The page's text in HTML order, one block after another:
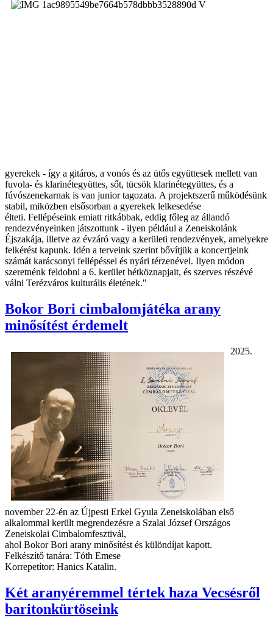
gyerekek - így a gitáros, a vonós és az ütős együttesek mellett van
fuvola- és klarinétegyüttes, sőt, tücsök klarinétegyüttes, és a
fúvószenekarnak is van junior tagozata. A projektszerű működésünk
stabil, miközben elsősorban a gyerekek lelkesedése
élteti. Fellépéseink emiatt ritkábbak, eddig főleg az állandó
rendezvényeinken játszottunk - ilyen például a Zeneiskolánk
Éjszakája, illetve az évzáró vagy a kerületi rendezvények, amelyekre
felkérést kapunk. Idén a terveink szerint bővítjük a koncertjeink
számát karácsonyi fellépéssel és nyári térzenével. Ilyen módon
szeretnénk feldobni a 6. kerület hétköznapjait, és szerves részévé
válni Terézváros kulturális életének."
Bokor Bori cimbalomjátéka arany
minősítést érdemelt
2025.
november 22-én az Újpesti Erkel Gyula Zeneiskolában első
alkalommal került megrendezésre a Szalai József Országos
Zeneiskolai Cimbalomfesztivál,
ahol Bokor Bori arany minősítést és különdíjat kapott.
Felkészítő tanára: Tóth Emese
Korrepetítor: Hanics Katalin.
Két aranyéremmel tértek haza Vecsésről
baritonkürtöseink